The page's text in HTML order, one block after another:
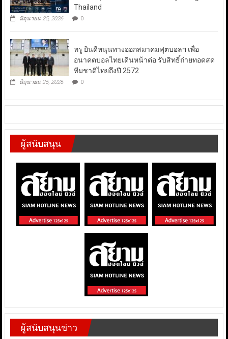
Thailand
มิถุนายน 25, 2026 0
ทรู ยินดีหนุนทางออกสมาคมฟุตบอลฯ เพื่อ
อนาคตบอลไทยเดินหน้าต่อ รับสิทธิ์ถ่ายทอดสด
ทีมชาติไทยถึงปี 2572
มิถุนายน 25, 2026 0
ผู้สนับสนุน
ผู้สนับสนุนข่าว